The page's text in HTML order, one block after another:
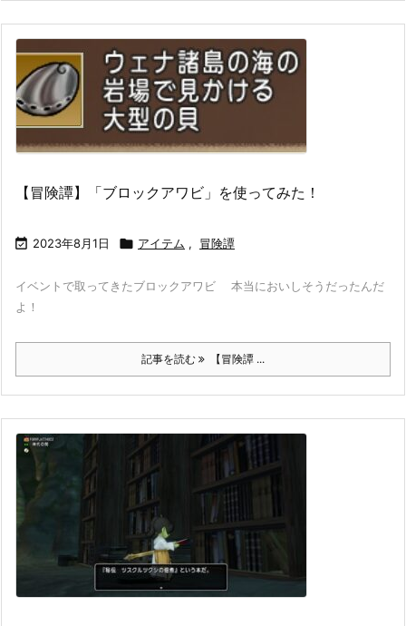
【冒険譚】「ブロックアワビ」を使ってみた！
 2023年8月1日  アイテム , 冒険譚
イベントで取ってきたブロックアワビ 本当においしそうだったんだ
よ！
記事を読む 【冒険譚 ...